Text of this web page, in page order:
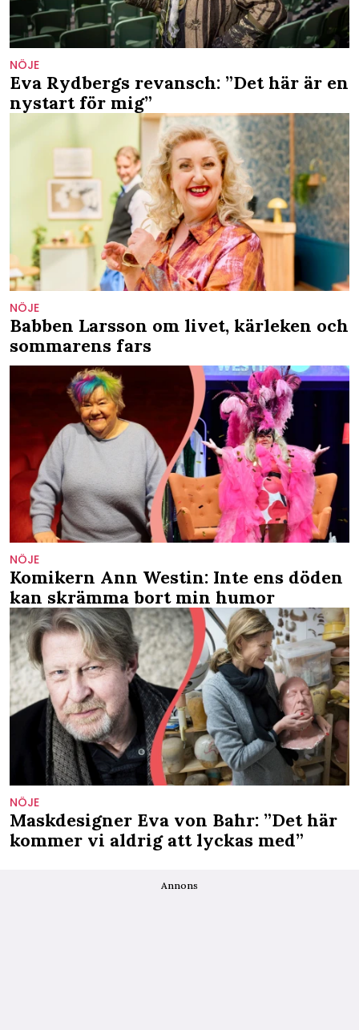
NÖJE
Eva Rydbergs revansch: ”Det här är en
nystart för mig”
NÖJE
Babben Larsson om livet, kärleken och
sommarens fars
NÖJE
Komikern Ann Westin: Inte ens döden
kan skrämma bort min humor
NÖJE
Maskdesigner Eva von Bahr: ”Det här
kommer vi aldrig att lyckas med”
Annons